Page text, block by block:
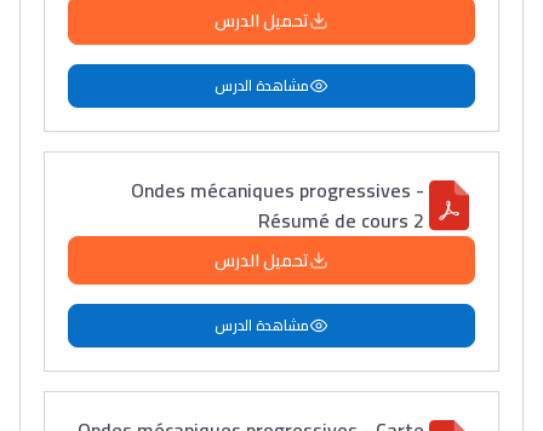
تحميل الدرس
مشاهدة الدرس
Ondes mécaniques progressives -
Résumé de cours 2
تحميل الدرس
مشاهدة الدرس